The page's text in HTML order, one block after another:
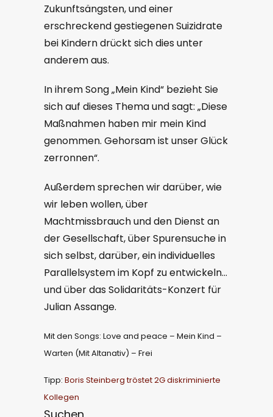
Zukunftsängsten, und einer
erschreckend gestiegenen Suizidrate
bei Kindern drückt sich dies unter
anderem aus.
In ihrem Song „Mein Kind“ bezieht Sie
sich auf dieses Thema und sagt: „Diese
Maßnahmen haben mir mein Kind
genommen. Gehorsam ist unser Glück
zerronnen“.
Außerdem sprechen wir darüber, wie
wir leben wollen, über
Machtmissbrauch und den Dienst an
der Gesellschaft, über Spurensuche in
sich selbst, darüber, ein individuelles
Parallelsystem im Kopf zu entwickeln…
und über das Solidaritäts-Konzert für
Julian Assange.
Mit den Songs: Love and peace – Mein Kind –
Warten (Mit Altanativ) – Frei
Tipp:Boris Steinberg tröstet 2G diskriminierte
Kollegen